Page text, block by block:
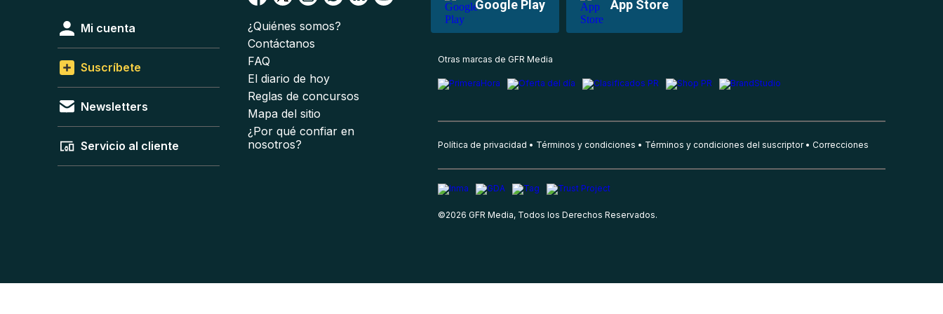
Google Play App Store
Mi cuenta
Suscríbete
Newsletters
Servicio al cliente
¿Quiénes somos?
Contáctanos
FAQ
El diario de hoy
Reglas de concursos
Mapa del sitio
¿Por qué confiar en
nosotros?
Otras marcas de GFR Media
Política de privacidad Términos y condiciones Términos y condiciones del suscriptor Correcciones
©2026 GFR Media, Todos los Derechos Reservados.